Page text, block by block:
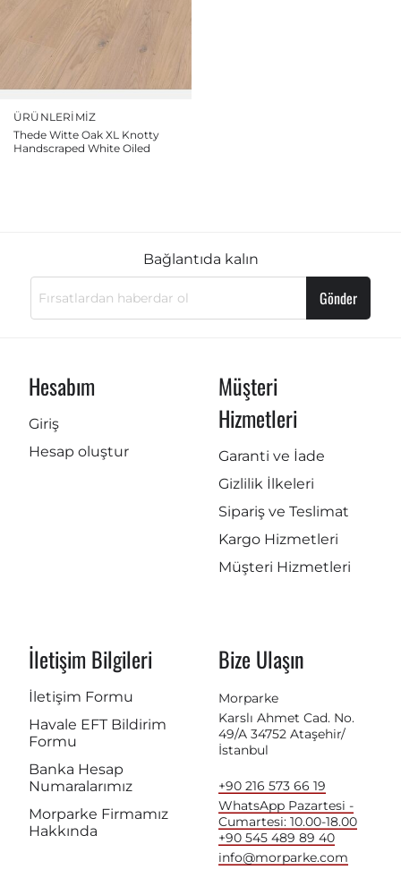
ÜRÜNLERIMIZ
Thede Witte Oak XL Knotty
Handscraped White Oiled
Bağlantıda kalın
Gönder
Hesabım
Giriş
Hesap oluştur
Müşteri
Hizmetleri
Garanti ve İade
Gizlilik İlkeleri
Sipariş ve Teslimat
Kargo Hizmetleri
Müşteri Hizmetleri
İletişim Bilgileri
İletişim Formu
Havale EFT Bildirim
Formu
Banka Hesap
Numaralarımız
Morparke Firmamız
Hakkında
Bize Ulaşın
Morparke
Karslı Ahmet Cad. No.
49/A 34752 Ataşehir/
İstanbul
+90 216 573 66 19
WhatsApp Pazartesi -
Cumartesi: 10.00-18.00
+90 545 489 89 40
info@morparke.com